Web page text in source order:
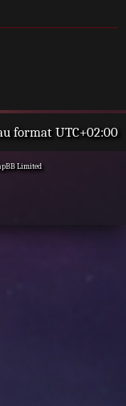
format UTC+02:00
Limited